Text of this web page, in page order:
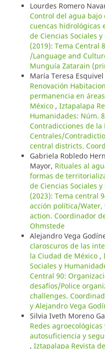
Lourdes Romero
Control del agua
cuencas hidrológicas
de Ciencias Sociales
(2019): Tema Central
/Language and
Munguía Zatarain
María Teresa
Renovación
permanencia en
México , Iztapalapa
Humanidades: Núm.
Contradicciones de la
Centrales/
central districts.
Gabriela Robledo
Mayor, Rituales al
formas de
de Ciencias Sociales
(2023): Tema central
acción política/
action. Coordinador
Ohmstede
Alejandro Vega
claroscuros de las
la Ciudad de México ,
Sociales y
Central 90:
desafíos/Police
challenges.
y Alejandro Vega
Silvia Iveth Moreno
Redes
autosuficiencia y
, Iztapalapa Revista